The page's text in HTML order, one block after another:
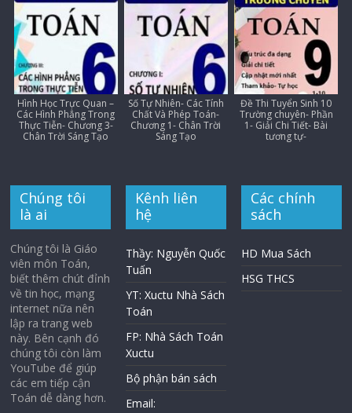
Hình Học Trực Quan –
Các Hình Phẳng Trong
Thực Tiễn- Chương 3-
Chân Trời Sáng Tạo
Số Tự Nhiên- Các Tính
Chất Và Phép Toán-
Chương 1- Chân Trời
Sáng Tạo
Đề Thi Tuyển Sinh 10
Trường chuyên- Phần
1- Giải Chi Tiết- Bài
tương tự-
Chúng tôi
là ai
Chúng tôi là Giáo
viên môn Toán,
biết thêm chút đỉnh
về tin học, mạng
internet nữa nên
lập ra trang web
này. Bên cạnh đó
chúng tôi còn làm
YouTube để giúp
các em tiếp cận
Toán dễ dàng hơn.
Kênh liên
hệ
Thầy: Nguyễn Quốc
Tuấn
YT: Xuctu Nhà Sách
Toán
FP: Nhà Sách Toán
Xuctu
Bộ phận bán sách
Email:
Các chính
sách
HD Mua Sách
HSG THCS